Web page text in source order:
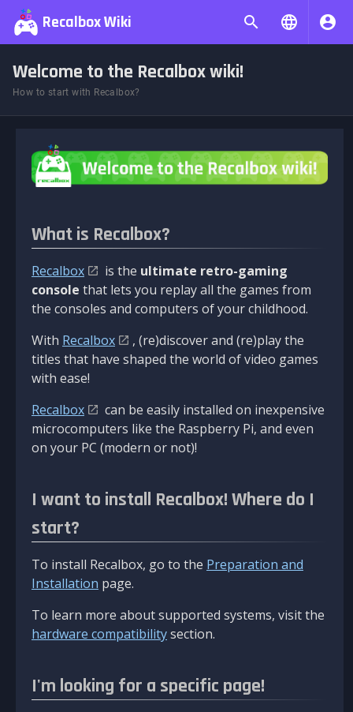
Recalbox Wiki
Welcome to the Recalbox wiki!
How to start with Recalbox?
What is Recalbox?
Recalbox is the ultimate retro-gaming
console that lets you replay all the games from
the consoles and computers of your childhood.
With Recalbox
, (re)discover and (re)play the
titles that have shaped the world of video games
with ease!
Recalbox
can be easily installed on inexpensive
microcomputers like the Raspberry Pi, and even
on your PC (modern or not)!
I want to install Recalbox! Where do I
start?
To install Recalbox, go to the Preparation and
Installation page.
To learn more about supported systems, visit the
hardware compatibilitysection.
I'm looking for a specific page!